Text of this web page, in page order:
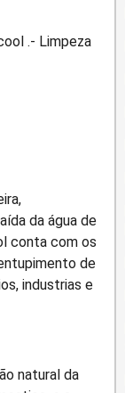
.- Limpeza
da água de
conta com os
de
industrias e
natural da